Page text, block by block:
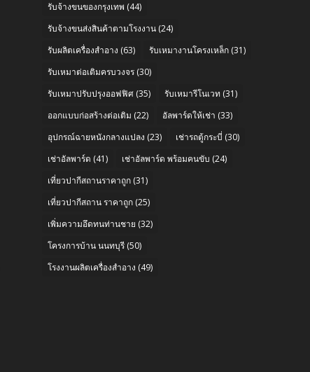
รับจ้างขนของกรุงเทพ (44)
รับจ้างขนส่งสินค้าตามโรงงาน(24)
รับผลิตเครื่องสำอาง (63) รับเหมางานโครงเหล็ก(31)
รับเหมาต่อเติมครบวงจร(30)
รับเหมาปรับปรุงออฟฟิศ(35) รับเหมารีโนเวท (31)
ออกแบบก่อสร้างต่อเติม (22) อัลพาร์ดให้เช่า (33)
อุปกรณ์ฉายหนังกลางแปลง (23) เช่ารถตู้กระบี่ (30)
เช่าอัลพาร์ด (41) เช่าอัลพาร์ด พร้อมคนขับ (24)
เที่ยวปากีสถานราคาถูก(31)
เที่ยวปากีสถาน ราคาถูก(25)
เพิ่มความอึดทนท่านชาย (32)
โครงการบ้าน นนทบุรี(50)
โรงงานผลิตเครื่องสำอาง (49)